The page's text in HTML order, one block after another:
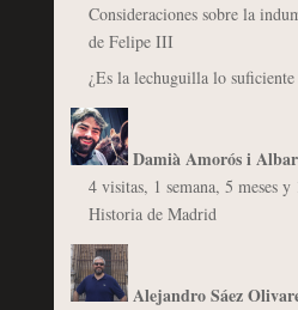
Consideraciones sobre la
de Felipe III
¿Es la lechuguilla lo suficiente
Damià Amorós i
4 visitas, 1 semana, 5 meses
Historia de Madrid
Alejandro Sáez